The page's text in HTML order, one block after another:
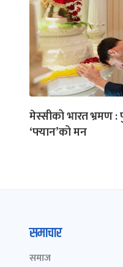
मेस्सीको भारत भ्रमण
‘फ्यान’को मन
समाचार
समाज